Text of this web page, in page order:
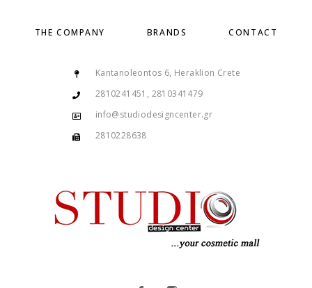
THE COMPANY BRANDS CONTACT
Kantanoleontos 6, Heraklion Crete
2810241451, 2810341479
info@studiodesigncenter.gr
2810228638